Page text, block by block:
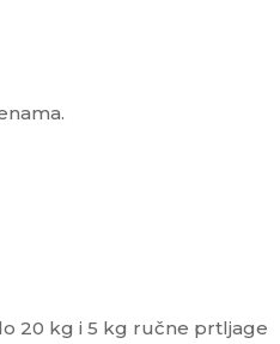
20 kg i 5 kg ručne prtljage